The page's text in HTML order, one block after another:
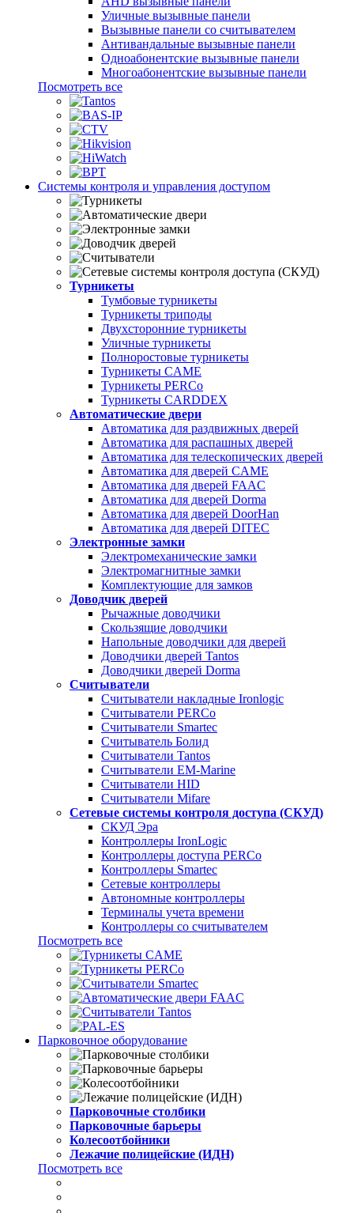
Уличные вызывные панели
Вызывные панели со считывателем
Антивандальные вызывные панели
Одноабонентские вызывные панели
Многоабонентские вызывные панели
Посмотреть все
Системы контроля и управления доступом
Турникеты
Тумбовые турникеты
Турникеты триподы
Двухсторонние турникеты
Уличные турникеты
Полноростовые турникеты
Турникеты CAME
Турникеты PERCo
Турникеты CARDDEX
Автоматические двери
Автоматика для раздвижных дверей
Автоматика для распашных дверей
Автоматика для телескопических дверей
Автоматика для дверей CAME
Автоматика для дверей FAAC
Автоматика для дверей Dorma
Автоматика для дверей DoorHan
Автоматика для дверей DITEC
Электронные замки
Электромеханические замки
Электромагнитные замки
Комплектующие для замков
Доводчик дверей
Рычажные доводчики
Скользящие доводчики
Напольные доводчики для дверей
Доводчики дверей Tantos
Доводчики дверей Dorma
Считыватели
Считыватели накладные Ironlogic
Считыватели PERCo
Считыватели Smartec
Считыватель Болид
Считыватели Tantos
Считыватели EM-Marine
Считыватели HID
Считыватели Mifare
Сетевые системы контроля доступа (СКУД)
СКУД Эра
Контроллеры IronLogic
Контроллеры доступа PERCo
Контроллеры Smartec
Сетевые контроллеры
Автономные контроллеры
Терминалы учета времени
Контроллеры со считывателем
Посмотреть все
Парковочное оборудование
Парковочные столбики
Парковочные барьеры
Колесоотбойники
Лежачие полицейские (ИДН)
Посмотреть все